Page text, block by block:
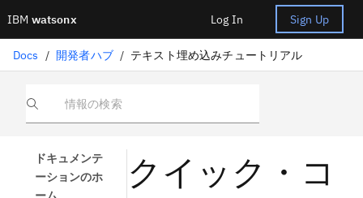
IBM watsonx Log In Sign Up
Docs / 開発者ハブ / テキスト埋め込みチュートリアル
情報の検索
ドキュメンテ
ーションのホ
クイック・コ